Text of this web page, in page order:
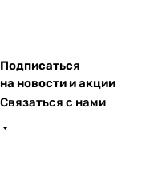
Подписаться
на новости и акции
Связаться с нами